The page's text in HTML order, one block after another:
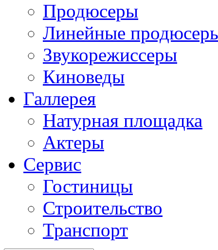
Продюсеры
Линейные
Звукорежиссеры
Киноведы
Галлерея
Натурная площадка
Актеры
Сервис
Гостиницы
Строительство
Транспорт